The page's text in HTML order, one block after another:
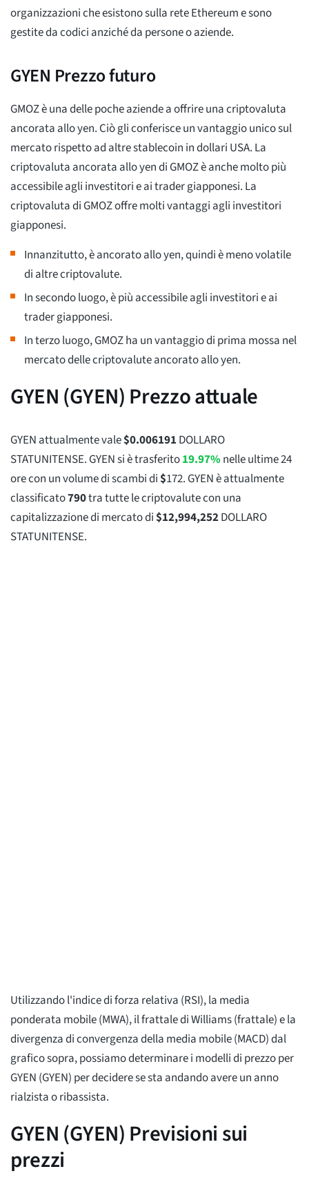
organizzazioni che esistono sulla rete Ethereum e sono
gestite da codici anziché da persone o aziende.
GYEN Prezzo futuro
GMOZ è una delle poche aziende a offrire una criptovaluta
ancorata allo yen. Ciò gli conferisce un vantaggio unico sul
mercato rispetto ad altre stablecoin in dollari USA. La
criptovaluta ancorata allo yen di GMOZ è anche molto più
accessibile agli investitori e ai trader giapponesi. La
criptovaluta di GMOZ offre molti vantaggi agli investitori
giapponesi.
Innanzitutto, è ancorato allo yen, quindi è meno volatile
di altre criptovalute.
In secondo luogo, è più accessibile agli investitori e ai
trader giapponesi.
In terzo luogo, GMOZ ha un vantaggio di prima mossa nel
mercato delle criptovalute ancorato allo yen.
GYEN (GYEN) Prezzo attuale
GYEN attualmente vale$0.006191 DOLLARO
STATUNITENSE. GYEN si è trasferito19.97%nelle ultime 24
ore con un volume di scambi di$172. GYEN è attualmente
classificato790tra tutte le criptovalute con una
capitalizzazione di mercato di$12,994,252DOLLARO
STATUNITENSE.
Utilizzando l'indice di forza relativa (RSI), la media
ponderata mobile (MWA), il frattale di Williams (frattale) e la
divergenza di convergenza della media mobile (MACD) dal
grafico sopra, possiamo determinare i modelli di prezzo per
GYEN (GYEN) per decidere se sta andando avere un anno
rialzista o ribassista.
GYEN (GYEN) Previsioni sui
prezzi